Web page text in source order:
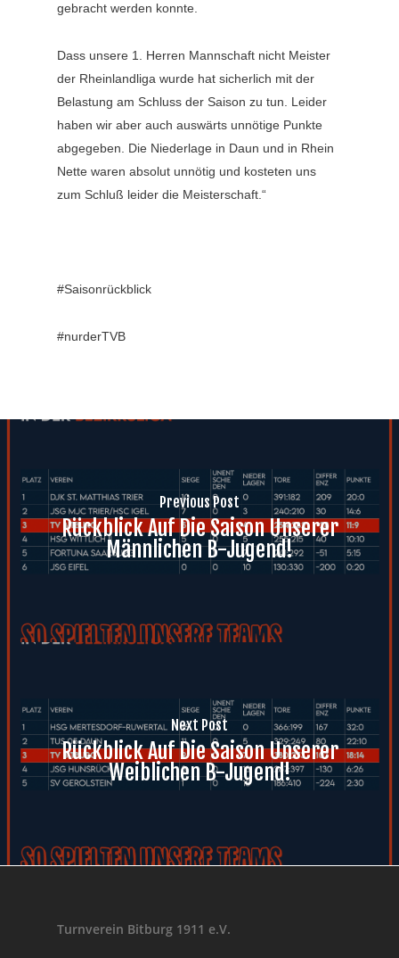
gebracht werden konnte.
Dass unsere 1. Herren Mannschaft nicht Meister
der Rheinlandliga wurde hat sicherlich mit der
Belastung am Schluss der Saison zu tun. Leider
haben wir aber auch auswärts unnötige Punkte
abgegeben. Die Niederlage in Daun und in Rhein
Nette waren absolut unnötig und kosteten uns
zum Schluß leider die Meisterschaft.“
#Saisonrückblick
#nurderTVB
Previous Post
Rückblick Auf Die Saison Unserer
Männlichen B-Jugend!
Next Post
Rückblick Auf Die Saison Unserer
Weiblichen B-Jugend!
Turnverein Bitburg 1911 e.V.